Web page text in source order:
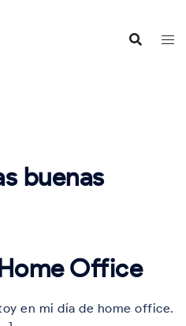
buenas
Office
en mi día de home office.